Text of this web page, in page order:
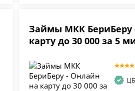
Займы МКК БериБеру
карту до 30 000 за 5